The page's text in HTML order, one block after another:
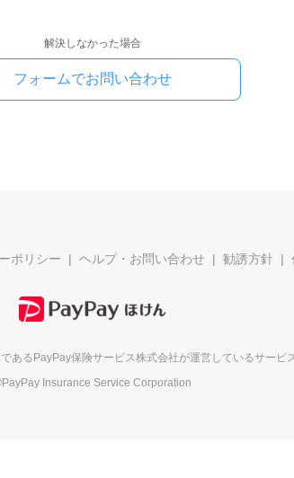
解決しなかった場合
フォームでお問い合わせ
ポリシー ヘルプ・お問い合わせ 勧誘方針
ある PayPay保険サービス株式会社が運営しているサービ
Insurance Service Corporation